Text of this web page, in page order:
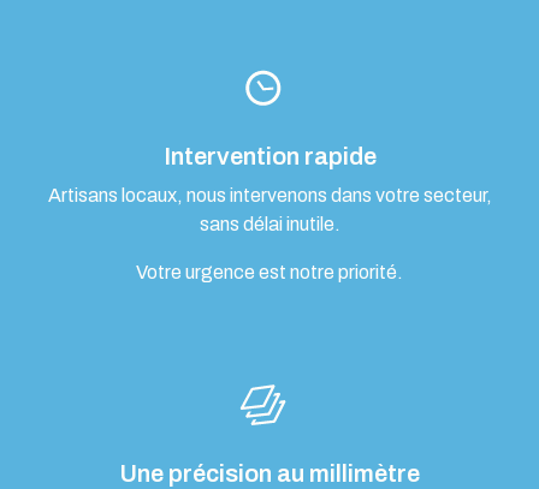
Intervention rapide
Artisans locaux, nous intervenons dans votre secteur,
sans délai inutile.
Votre urgence est notre priorité.
Une précision au millimètre